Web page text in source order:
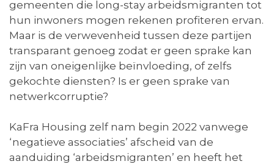
gemeenten die long-stay arbeidsmigranten tot
hun inwoners mogen rekenen profiteren ervan.
Maar is de verwevenheid tussen deze partijen
transparant genoeg zodat er geen sprake kan
zijn van oneigenlijke beïnvloeding, of zelfs
gekochte diensten? Is er geen sprake van
netwerkcorruptie?
KaFra Housing zelf nam begin 2022 vanwege
‘negatieve associaties’ afscheid van de
aanduiding ‘arbeidsmigranten’ en heeft het